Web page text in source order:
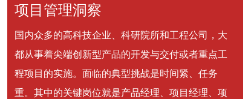
项目管理洞察
国内众多的高科技企业、科研院所和工程公司，大
都从事着尖端创新型产品的开发与交付或者重点工
程项目的实施。面临的典型挑战是时间紧、任务
重。其中的关键岗位就是产品经理、项目经理、项